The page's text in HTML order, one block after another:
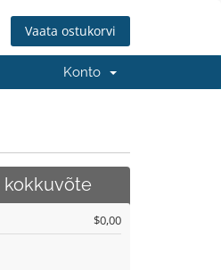
Vaata ostukorvi
Konto
kokkuvõte
$0,00